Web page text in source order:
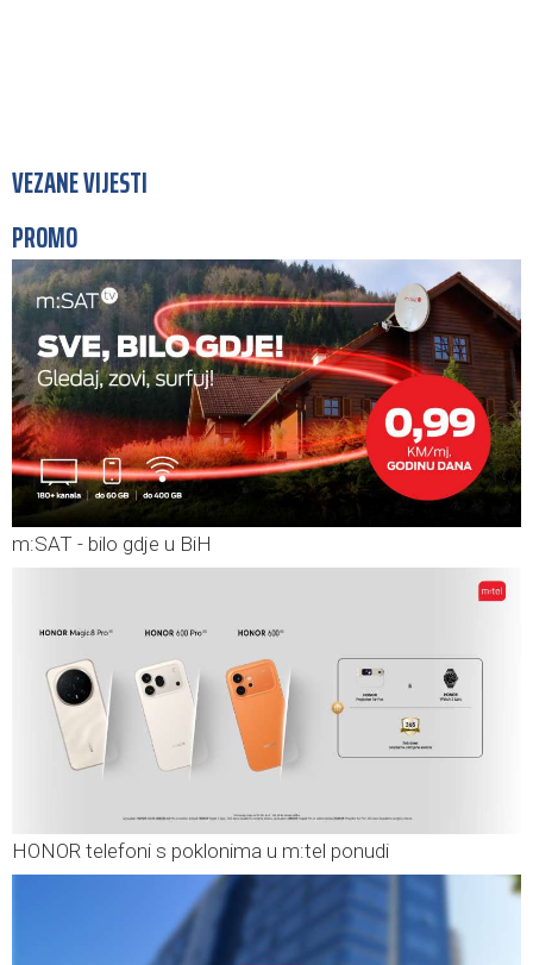
VEZANE VIJESTI
PROMO
m:SAT - bilo gdje u BiH
HONOR telefoni s poklonima u m:tel ponudi